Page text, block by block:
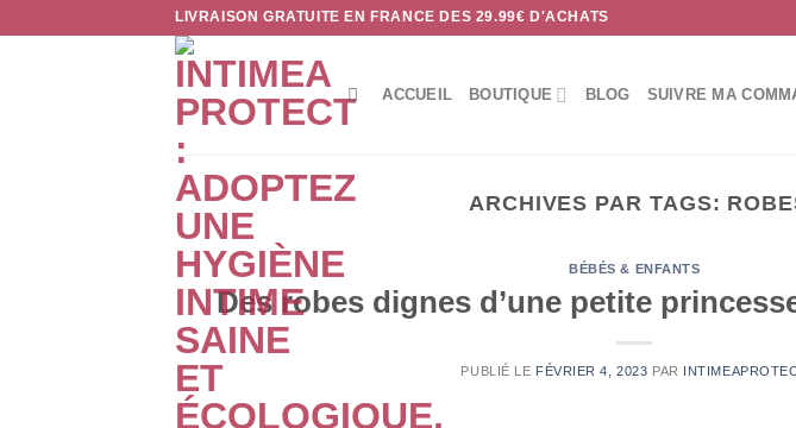
LIVRAISON GRATUITE EN FRANCE DES 29.99€ D'ACHATS
ACCUEIL BOUTIQUE BLOG SUIVRE MA
ARCHIVES PAR TAGS:
BÉBÉS & ENFANTS
Des robes dignes d’une petite
PUBLIÉ LE FÉVRIER 4, 2023 PAR